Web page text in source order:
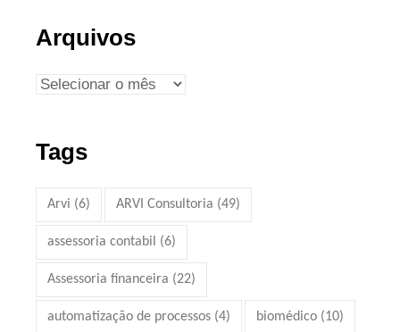
Arquivos
Tags
Arvi (6) ARVI Consultoria (49)
assessoria contabil (6)
Assessoria financeira (22)
automatização de processos (4) biomédico (10)